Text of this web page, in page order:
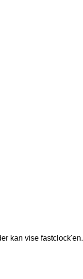
kan vise fastclock'en.